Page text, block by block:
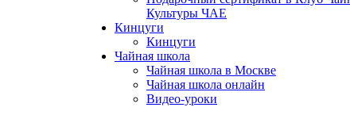
Культуры ЧАЕ
Кинцуги
Кинцуги
Чайная школа
Чайная школа в Москве
Чайная школа онлайн
Видео-уроки